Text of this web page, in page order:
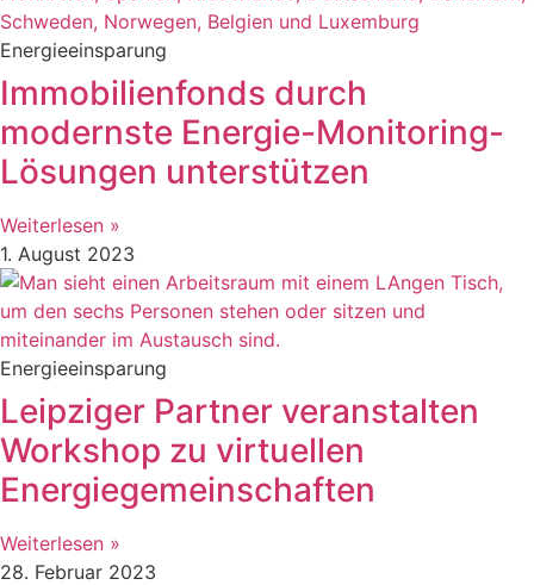
Energieeinsparung
Immobilienfonds durch
modernste Energie-Monitoring-
Lösungen unterstützen
Weiterlesen »
1. August 2023
Energieeinsparung
Leipziger Partner veranstalten
Workshop zu virtuellen
Energiegemeinschaften
Weiterlesen »
28. Februar 2023